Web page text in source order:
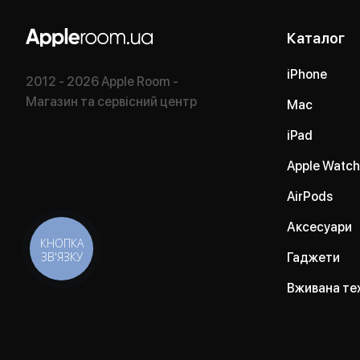
2012 - 2026 Apple Room -
Магазин та сервісний центр
Каталог
iPhone
Mac
iPad
Apple Watch
AirPods
Аксесуари
Гаджети
Вживана
КНОПКА
ЗВ'ЯЗКУ